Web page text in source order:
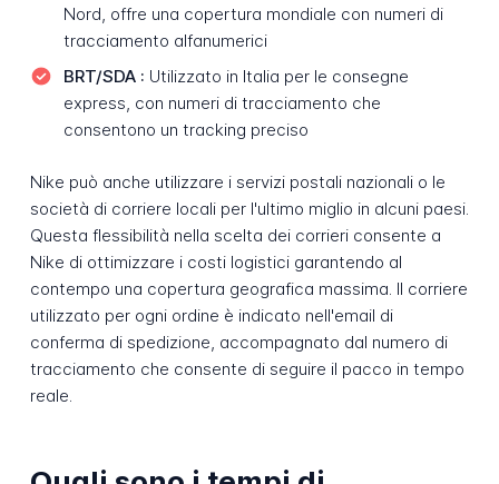
Nord, offre una copertura mondiale con numeri di
tracciamento alfanumerici
BRT/SDA : Utilizzato in Italia per le consegne
express, con numeri di tracciamento che
consentono un tracking preciso
Nike può anche utilizzare i servizi postali nazionali o le
società di corriere locali per l'ultimo miglio in alcuni paesi.
Questa flessibilità nella scelta dei corrieri consente a
Nike di ottimizzare i costi logistici garantendo al
contempo una copertura geografica massima. Il corriere
utilizzato per ogni ordine è indicato nell'email di
conferma di spedizione, accompagnato dal numero di
tracciamento che consente di seguire il pacco in tempo
reale.